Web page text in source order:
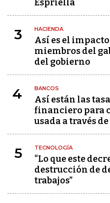
Espriella
3 HACIENDA
Así es el
miembros del
del gobierno
4 BANCOS
Así están las
financiero para
usada a través
5 TECNOLOGÍA
“Lo que este
destrucción de
trabajos”